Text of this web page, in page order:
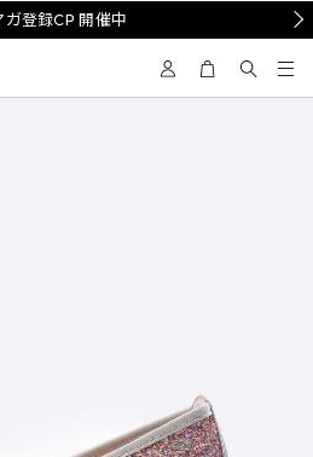
ガ登録CP 開催中